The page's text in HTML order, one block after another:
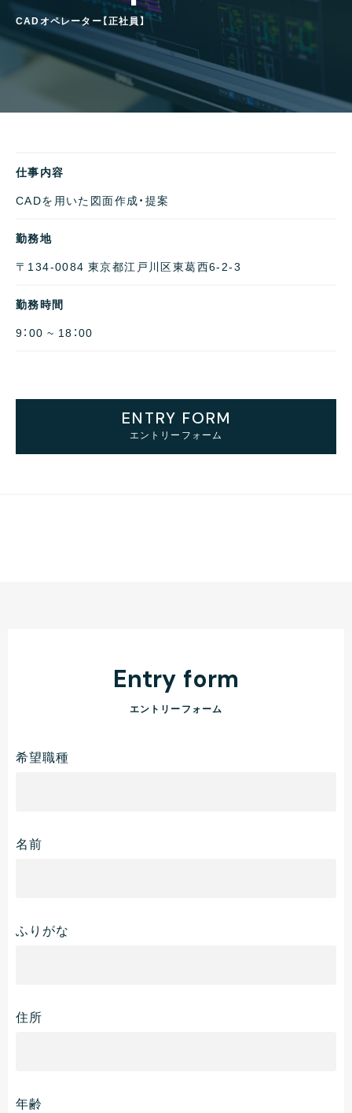
CADオペレータ ー【正社員】
仕事内容
CADを用いた図面作成・提案
勤務地
〒134-0084 東京都江戸川区東葛西6-2-3
勤務時間
9：00 ~ 18：00
ENTRY FORM
エントリーフォーム
Entry form
エン ト リ ーフォーム
希望職種
名前
ふりがな
住所
年齢